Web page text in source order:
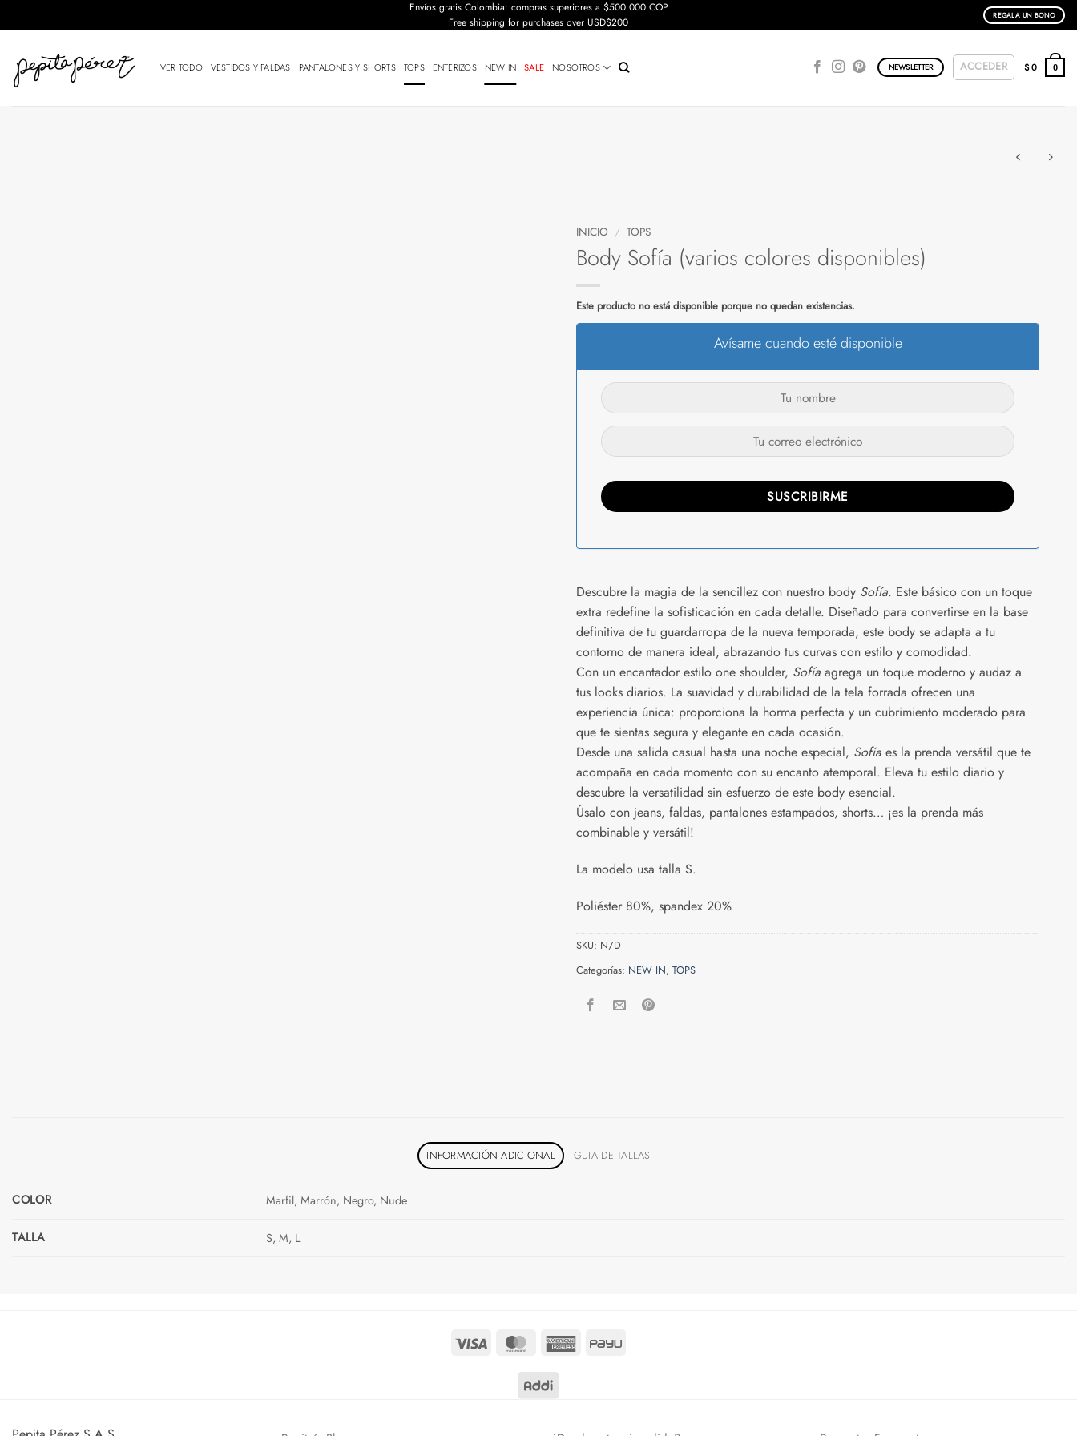
al
Envíos gratis Colombia: compras superiores a $500.000 COP
Free shipping for purchases over USD$200
REGALA UN BONO
VER TODO VESTIDOS Y FALDAS PANTALONES Y SHORTS TOPS ENTERIZOS NEW IN SALE NOSOTROS NEWSLETTER ACCEDER $0 0
INICIO / TOPS
Body Sofía (varios colores disponibles)
Este producto no está disponible porque no quedan existencias.
Avísame cuando esté disponible
Descubre la magia de la sencillez con nuestro body Sofía. Este básico con un toque
extra redefine la sofisticación en cada detalle. Diseñado para convertirse en la base
definitiva de tu guardarropa de la nueva temporada, este body se adapta a tu
contorno de manera ideal, abrazando tus curvas con estilo y comodidad.
Con un encantador estilo one shoulder, Sofía agrega un toque moderno y audaz a
tus looks diarios. La suavidad y durabilidad de la tela forrada ofrecen una
experiencia única: proporciona la horma perfecta y un cubrimiento moderado para
que te sientas segura y elegante en cada ocasión.
Desde una salida casual hasta una noche especial, Sofía es la prenda versátil que te
acompaña en cada momento con su encanto atemporal. Eleva tu estilo diario y
descubre la versatilidad sin esfuerzo de este body esencial.
Úsalo con jeans, faldas, pantalones estampados, shorts… ¡es la prenda más
combinable y versátil!
La modelo usa talla S.
Poliéster 80%, spandex 20%
SKU: N/D
Categorías: NEW IN,TOPS
INFORMACIÓN ADICIONAL GUIA DE TALLAS
COLOR Marfil, Marrón, Negro, Nude
TALLA S, M, L
Visa MasterCardAmericanPayU